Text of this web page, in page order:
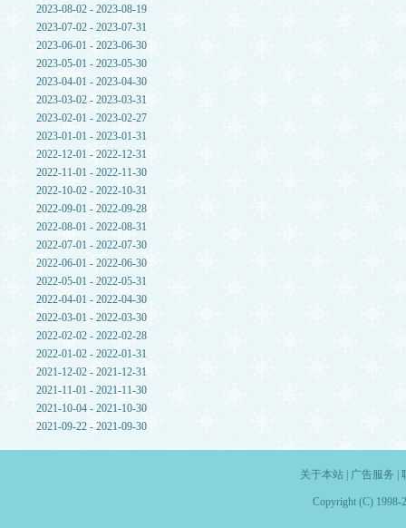
2023-08-02 - 2023-08-19
2023-07-02 - 2023-07-31
2023-06-01 - 2023-06-30
2023-05-01 - 2023-05-30
2023-04-01 - 2023-04-30
2023-03-02 - 2023-03-31
2023-02-01 - 2023-02-27
2023-01-01 - 2023-01-31
2022-12-01 - 2022-12-31
2022-11-01 - 2022-11-30
2022-10-02 - 2022-10-31
2022-09-01 - 2022-09-28
2022-08-01 - 2022-08-31
2022-07-01 - 2022-07-30
2022-06-01 - 2022-06-30
2022-05-01 - 2022-05-31
2022-04-01 - 2022-04-30
2022-03-01 - 2022-03-30
2022-02-02 - 2022-02-28
2022-01-02 - 2022-01-31
2021-12-02 - 2021-12-31
2021-11-01 - 2021-11-30
2021-10-04 - 2021-10-30
2021-09-22 - 2021-09-30
关于本站| 广告服务
Copyright (C) 1998-